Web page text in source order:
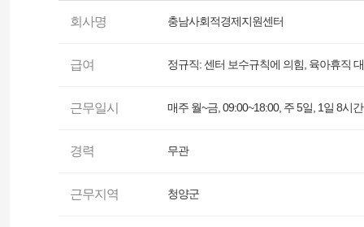
회사명 충남사회적경제지원센터
급여 정규직: 센터 보수규칙에 의힘, 육아휴직
근무일시 매주 월~금, 09:00~18:00, 주 5일, 1일 8시
경력 무관
근무지역 청양군